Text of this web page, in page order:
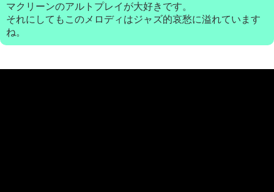
マクリーンのアルトプレイが大好きです。
それにしてもこのメロディはジャズ的哀愁に溢れています
ね。